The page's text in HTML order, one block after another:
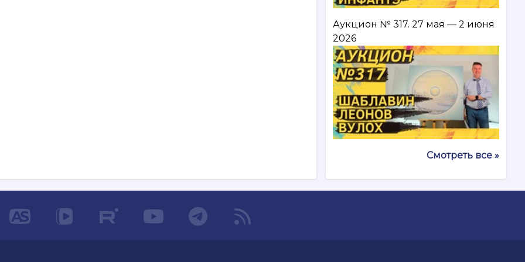
Аукцион № 317. 27 мая — 2 июня
2026
Смотреть все »